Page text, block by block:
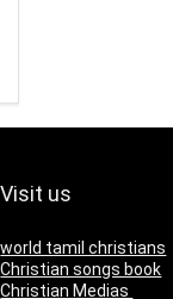
Visit us
world tamil christians
Christian songs book
Christian Medias